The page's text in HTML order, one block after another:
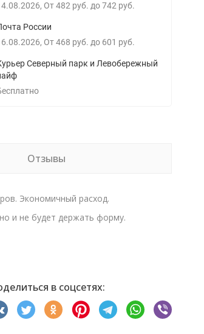
От 482 руб. до 742 руб.
России
От 468 руб. до 601 руб.
Северный парк и Левобережный
Бесплатно
Отзывы
Экономичный расход.
и не будет держать форму.
в соцсетях: